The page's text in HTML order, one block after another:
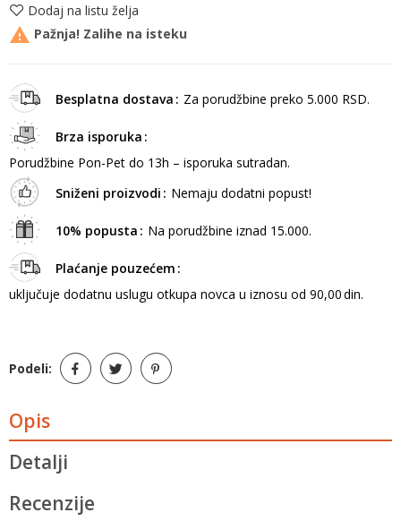
Dodaj na listu želja
 Pažnja! Zalihe na isteku
Besplatna dostava Za porudžbine preko 5.000 RSD.
Brza isporuka
Porudžbine Pon-Pet do 13h – isporuka sutradan.
Sniženi proizvodi
Nemaju dodatni popust!
10% popusta Na porudžbine iznad 15.000.
Plaćanje pouzećem
uključuje dodatnu uslugu otkupa novca u iznosu od 90,00 din.
Podeli:
Opis
Detalji
Recenzije